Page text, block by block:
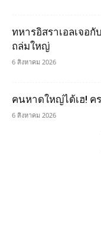
ทหารอิสราเอลเจอ
ถล่มใหญ่
6 สิงหาคม 2026
คนหาดใหญ่ได้เฮ! ค
6 สิงหาคม 2026